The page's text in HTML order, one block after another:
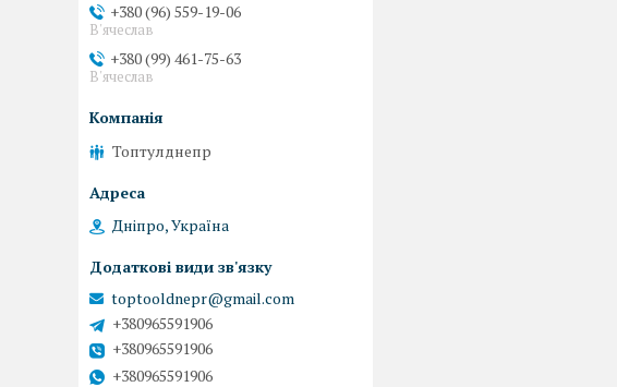
+380 (96) 559-19-06
В'ячеслав
+380 (99) 461-75-63
В'ячеслав
Топтулднепр
Дніпро, Україна
toptooldnepr@gmail.com
+380965591906
+380965591906
+380965591906